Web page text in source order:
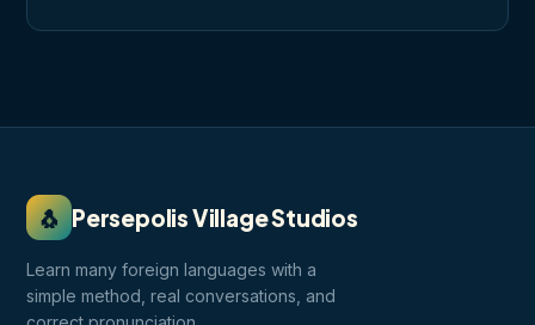
🐧 Persepolis Village Studios
Learn many foreign languages with a
simple method, real conversations, and